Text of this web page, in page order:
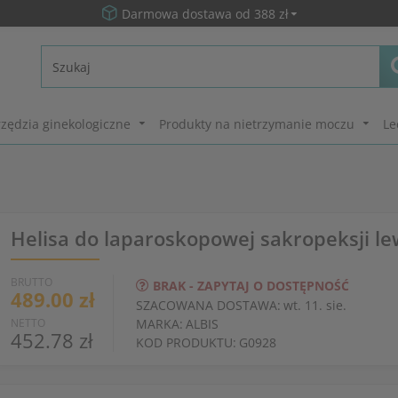
Darmowa dostawa od 388 zł
ginekologiczne Produkty na nietrzymanie moczu
Helisa do laparoskopowej sakropeksji
BRUTTO
489.00 zł
NETTO
452.78 zł
BRAK - ZAPYTAJ O DOSTĘPNOŚĆ
SZACOWANA DOSTAWA: wt. 11. sie.
MARKA: ALBIS
KOD PRODUKTU: G0928